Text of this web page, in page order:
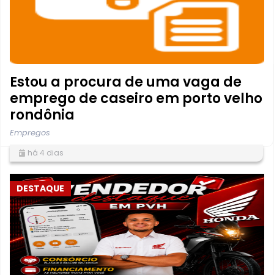
Estou a procura de uma vaga de
emprego de caseiro em porto velho
rondônia
Empregos
há 4 dias
DESTAQUE